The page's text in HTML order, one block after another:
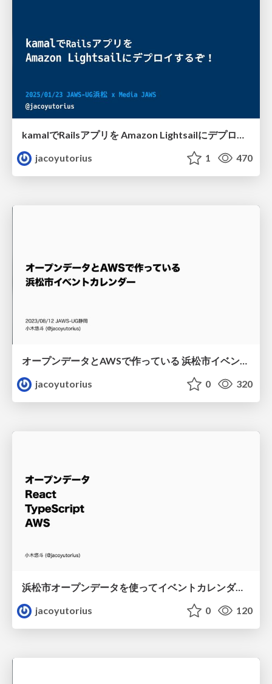
kamalでRailsアプリを Amazon Lightsailにデプロイするぞ！
jacoyutorius
1 470
オープンデータとAWSで作っている 浜松市イベントカレンダー
jacoyutorius
0 320
浜松市オープンデータを使ってイベントカレンダーアプリを作りました
jacoyutorius
0 120